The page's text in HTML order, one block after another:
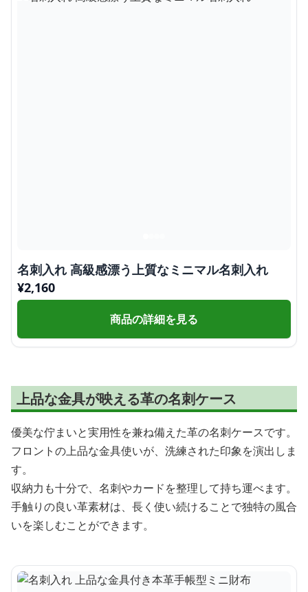
名刺入れ 高級感漂う上質なミニマル名刺入れ
¥2,160
商品の詳細を見る
上品な金具が映える革の名刺ケース
優美な佇まいと実用性を兼ね備えた革の名刺ケースです。
フロントの上品な金具使いが、洗練された印象を演出しま
す。
収納力も十分で、名刺やカードを整理して持ち運べます。
手触りの良い革素材は、長く使い続けることで独特の風合
いを楽しむことができます。